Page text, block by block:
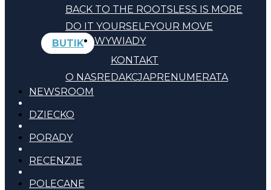
BACK TO THE ROOTSLESS IS MORE
DO IT YOURSELFYOUR MOVE
BUTIK
KONTAKT
O NASREDAKCJAPRENUMERATA
WYWIADY
NEWSROOM
DZIECKO
PORADY
RECENZJE
POLECANE